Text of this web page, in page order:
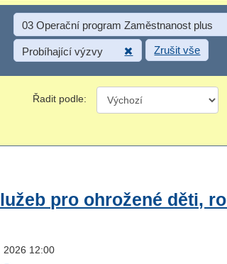
03 Operační program Zaměstnanost plus
Probíhající výzvy Zrušit vše
Řadit podle:
pro ohrožené děti,
2026 12:00